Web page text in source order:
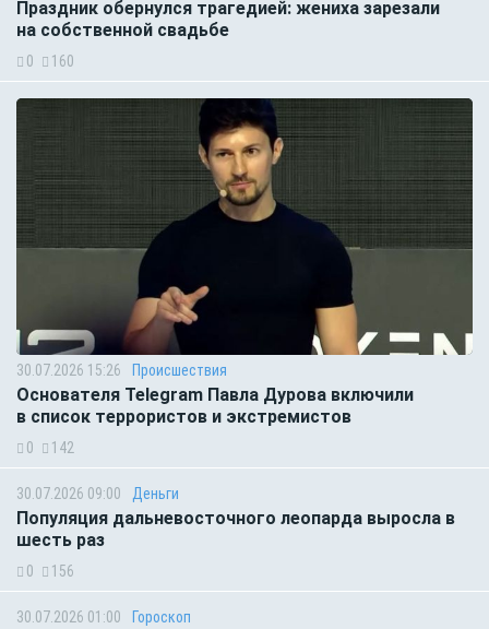
Праздник обернулся трагедией: жениха зарезали
на собственной свадьбе
0 160
30.07.2026 15:26 Происшествия
Основателя Telegram Павла Дурова включили
в список террористов и экстремистов
0 142
30.07.2026 09:00 Деньги
Популяция дальневосточного леопарда выросла в
шесть раз
0 156
30.07.2026 01:00 Гороскоп